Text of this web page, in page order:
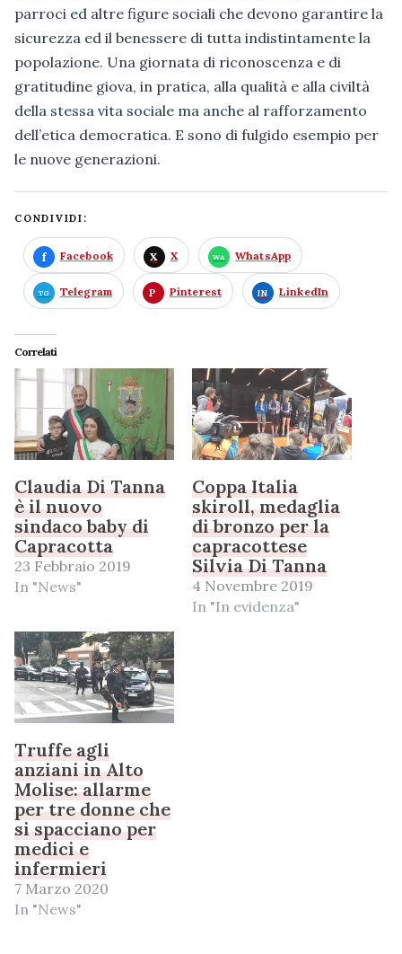
parroci ed altre figure sociali che devono garantire la
sicurezza ed il benessere di tutta indistintamente la
popolazione. Una giornata di riconoscenza e di
gratitudine giova, in pratica, alla qualità e alla civiltà
della stessa vita sociale ma anche al rafforzamento
dell’etica democratica. E sono di fulgido esempio per
le nuove generazioni.
CONDIVIDI:
Facebook X WhatsApp
Telegram Pinterest LinkedIn
Correlati
Claudia Di Tanna
è il nuovo
sindaco baby di
Capracotta
23 Febbraio 2019
In "News"
Coppa Italia
skiroll, medaglia
di bronzo per la
capracottese
Silvia Di Tanna
4 Novembre 2019
In "In evidenza"
Truffe agli
anziani in Alto
Molise: allarme
per tre donne che
si spacciano per
medici e
infermieri
7 Marzo 2020
In "News"